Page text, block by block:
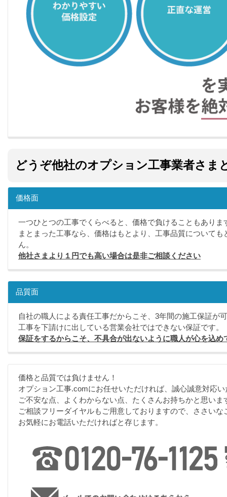
どうぞ他社のオプション工事業者さま
価格面
一つひとつの工事でくらべると、価格で負けることもありま
まとまった工事なら、価格はもとより、工事品質について
ん。
他社さまより１円でも高い場合は是非ご相談ください
品質面
自社の職人による責任工事だからこそ、3年間の施工保証が
工事を下請けに出している営業会社ではできない保証です。
保証をするからこそ、不具合が出ないように職人が心を込め
価格と品質では負けません！
オプション工事.comにお任せいただければ、誠心誠意対応
ご不安な点、よくわからない点、たくさんお持ちかと思いま
ご相談フリーダイヤルもご用意しておりますので、ささい
お気軽にお電話いただければと存じます。